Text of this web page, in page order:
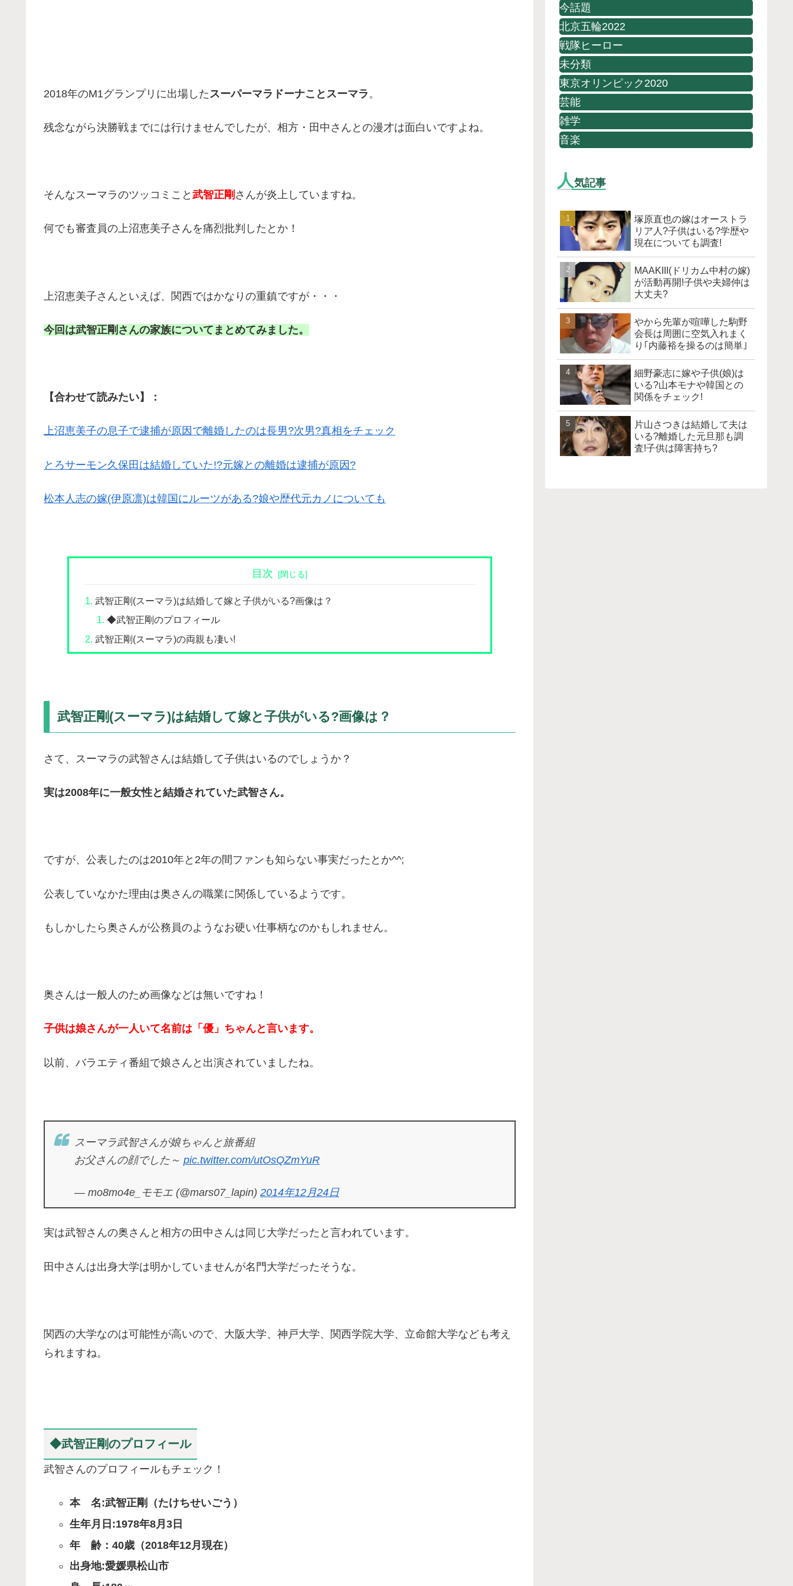
2018年のM1グランプリに出場した スーパーマラドーナことスーマラ 。
残念ながら決勝戦までには行けませんでしたが、相方・田中さんとの漫才は面白いですよね。
そんなスーマラのツッコミこと 武智正剛 さんが炎上していますね。
何でも審査員の上沼恵美子さんを痛烈批判したとか！
上沼恵美子さんといえば、関西ではかなりの重鎮ですが・・・
今回は武智正剛さんの家族についてまとめてみました。
【合わせて読みたい】：
上沼恵美子の息子で逮捕が原因で離婚したのは長男?次男?真相をチェック
とろサーモン久保田は結婚していた!?元嫁との離婚は逮捕が原因?
松本人志の嫁(伊原凛)は韓国にルーツがある?娘や歴代元カノについても
目次
武智正剛(スーマラ)は結婚して嫁と子供がいる?画像は？
◆武智正剛のプロフィール
武智正剛(スーマラ)の両親も凄い!
武智正剛(スーマラ)は結婚して嫁と子供がいる?画像は？
さて、スーマラの武智さんは結婚して子供はいるのでしょうか？
実は2008年に一般女性と結婚されていた武智さん。
ですが、公表したのは2010年と2年の間ファンも知らない事実だったとか^^;
公表していなかた理由は奥さんの職業に関係しているようです。
もしかしたら奥さんが公務員のようなお硬い仕事柄なのかもしれません。
奥さんは一般人のため画像などは無いですね！
子供は娘さんが一人いて名前は「優」ちゃんと言います。
以前、バラエティ番組で娘さんと出演されていましたね。
スーマラ武智さんが娘ちゃんと旅番組
お父さんの顔でした～ pic.twitter.com/utOsQZmYuR
— mo8mo4e_モモエ (@mars07_lapin) 2014年12月24日
実は武智さんの奥さんと相方の田中さんは同じ大学だったと言われています。
田中さんは出身大学は明かしていませんが名門大学だったそうな。
関西の大学なのは可能性が高いので、大阪大学、神戸大学、関西学院大学、立命館大学なども考え
られますね。
◆武智正剛のプロフィール
武智さんのプロフィールもチェック！
本 名:武智正剛（たけちせいごう）
生年月日:1978年8月3日
年 齢：40歳（2018年12月現在）
出身地:愛媛県松山市
今話題
北京五輪2022
戦隊ヒーロー
未分類
東京オリンピック2020
芸能
雑学
音楽
人気記事
塚原直也の嫁はオーストラ
リア人?子供はいる?学歴や
現在についても調査!
MAAKIII(ドリカム中村の嫁)
が活動再開!子供や夫婦仲は
大丈夫?
やから先輩が喧嘩した駒野
会長は周囲に空気入れまく
り｢内藤裕を操るのは簡単｣
細野豪志に嫁や子供(娘)は
いる?山本モナや韓国との
関係をチェック!
片山さつきは結婚して夫は
いる?離婚した元旦那も調
査!子供は障害持ち?